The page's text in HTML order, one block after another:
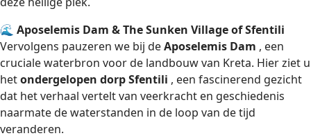
🌊 Aposelemis Dam & The Sunken Village of Sfentili
Vervolgens pauzeren we bij deAposelemis Dam , een
cruciale waterbron voor de landbouw van Kreta. Hier ziet u
hetondergelopen dorp Sfentili , een fascinerend gezicht
dat het verhaal vertelt van veerkracht en geschiedenis
naarmate de waterstanden in de loop van de tijd
veranderen.